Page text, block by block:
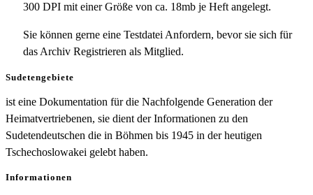
300 DPI mit einer Größe von ca. 18mb je Heft angelegt.
Sie können gerne eine Testdatei Anfordern, bevor sie sich für
das Archiv Registrieren als Mitglied.
Sudetengebiete
ist eine Dokumentation für die Nachfolgende Generation der
Heimatvertriebenen, sie dient der Informationen zu den
Sudetendeutschen die in Böhmen bis 1945 in der heutigen
Tschechoslowakei gelebt haben.
Informationen